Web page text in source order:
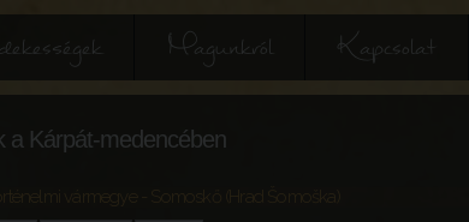
Magunkról Kapcsolat
a Kárpát-medencében
vármegye - Somoskő (Hrad Šomoška)